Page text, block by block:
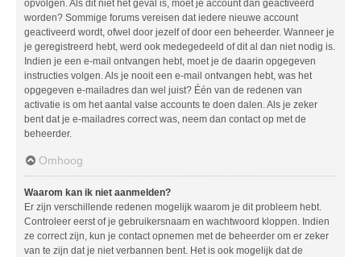
opvolgen. Als dit niet het geval is, moet je account dan geactiveerd
worden? Sommige forums vereisen dat iedere nieuwe account
geactiveerd wordt, ofwel door jezelf of door een beheerder. Wanneer je
je geregistreerd hebt, werd ook medegedeeld of dit al dan niet nodig is.
Indien je een e-mail ontvangen hebt, moet je de daarin opgegeven
instructies volgen. Als je nooit een e-mail ontvangen hebt, was het
opgegeven e-mailadres dan wel juist? Één van de redenen van
activatie is om het aantal valse accounts te doen dalen. Als je zeker
bent dat je e-mailadres correct was, neem dan contact op met de
beheerder.
Omhoog
Waarom kan ik niet aanmelden?
Er zijn verschillende redenen mogelijk waarom je dit probleem hebt.
Controleer eerst of je gebruikersnaam en wachtwoord kloppen. Indien
ze correct zijn, kun je contact opnemen met de beheerder om er zeker
van te zijn dat je niet verbannen bent. Het is ook mogelijk dat de